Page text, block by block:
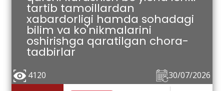
tartib tamoillardan
xabardorligi hamda sohadagi
bilim va ko'nikmalarini
oshirishga qaratilgan chora-
tadbirlar
30/07/2026
4120